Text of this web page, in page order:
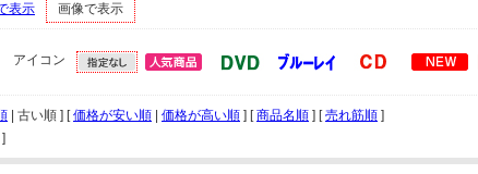
表示 画像で表示
アイコン
| 古い順 ] [価格が安い順 価格が高い順 ] [商品名順 ] [売れ筋順 ]
]